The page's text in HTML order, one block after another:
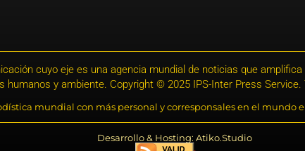
cuyo eje es una agencia mundial de noticias que
humanos y ambiente. Copyright © 2025 IPS-Inter Press
mundial con más personal y corresponsales en el mundo
Desarrollo & Hosting: Atiko.Studio